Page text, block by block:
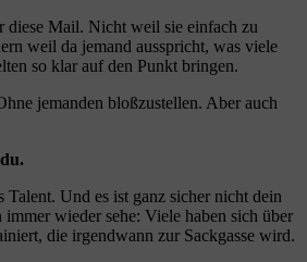
diese Mail. Nicht weil sie einfach zu
weil da jemand ausspricht, was viele
so klar auf den Punkt bringen.
jemanden bloßzustellen. Aber auch
Talent. Und es ist ganz sicher nicht dein
immer wieder sehe: Viele haben sich über
die irgendwann zur Sackgasse wird.